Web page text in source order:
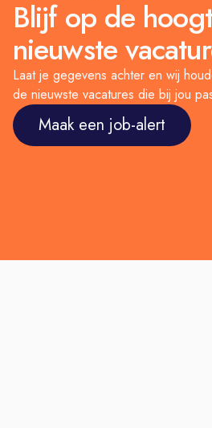
Blijf op de
nieuwste
Laat je gegevens achter en wij
de nieuwste vacatures die bij jou
Maak een job-alert